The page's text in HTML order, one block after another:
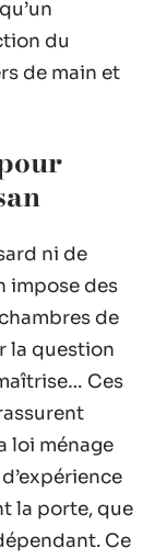
du
de main et
ni de
impose des
de
la question
Ces
loi ménage
la porte, que
Ce